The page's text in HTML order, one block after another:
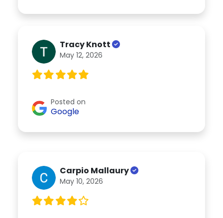
Tracy Knott
May 12, 2026
Posted on
Google
Carpio Mallaury
May 10, 2026